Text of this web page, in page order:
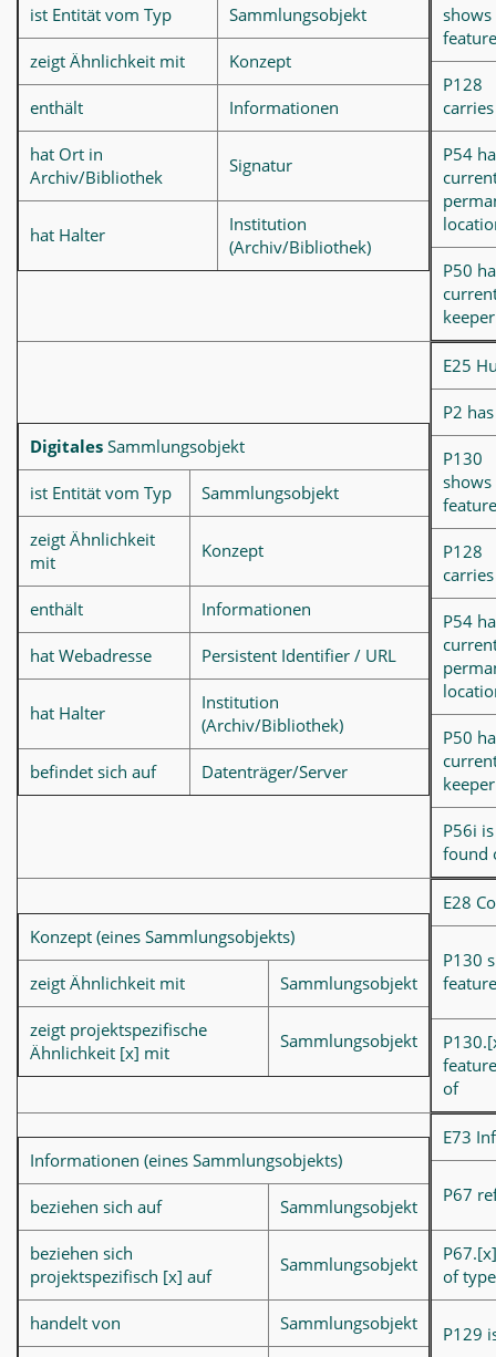
ist Entität vom Typ Sammlungsobjekt
zeigt Ähnlichkeit mit Konzept
enthält Informationen
hat Ort in
Archiv/Bibliothek
Signatur
hat Halter
Institution
(Archiv/Bibliothek)
shows
P128
carries
P54
P50
keeper
Digitales Sammlungsobjekt
ist Entität vom Typ Sammlungsobjekt
zeigt Ähnlichkeit
mit
Konzept
enthält Informationen
hat Webadresse Persistent Identifier / URL
hat Halter
Institution
(Archiv/Bibliothek)
befindet sich auf Datenträger/Server
E25
P2
P130
shows
P128
carries
P54
P50
keeper
P56i is
found
Konzept (eines Sammlungsobjekts)
zeigt Ähnlichkeit mit Sammlungsobjekt
zeigt projektspezifische
Ähnlichkeit [x] mit
Sammlungsobjekt
E28
P130
of
Informationen (eines Sammlungsobjekts)
beziehen sich auf Sammlungsobjekt
beziehen sich
projektspezifisch [x] auf
Sammlungsobjekt
handelt von Sammlungsobjekt
E73
P67
of
P129